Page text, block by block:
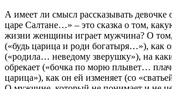
А имеет ли смысл рассказывать девочке
царе Салтане…» – это сказка о том,
жизни женщины играет мужчина? О том,
(«будь царица и роди богатыря…»), как
(«родила… неведому зверушку»), на
обрекает («бочка по морю плывет…
царица»), как он ей изменяет (со